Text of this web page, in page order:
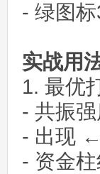
- 绿图
实战用
1. 最优
- 共振
- 出现
- 资金